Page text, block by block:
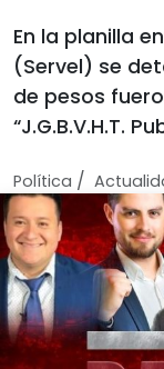
En la planilla
(Servel) se
de pesos
“J.G.B.V.H.T.
Política /